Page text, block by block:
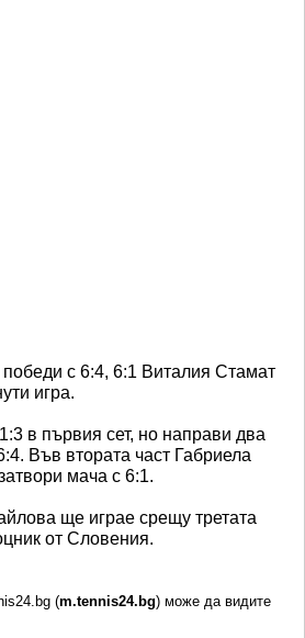
с 6:4, 6:1 Виталия Стамат
игра.
в първия сет, но направи два
Във втората част Габриела
мача с 6:1.
ще играе срещу третата
от Словения.
(m.tennis24.bg) може да видите